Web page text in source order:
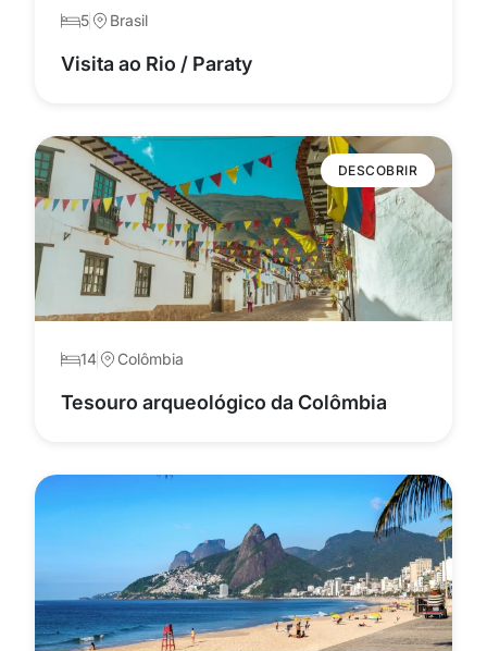
5 Brasil
Visita ao Rio / Paraty
DESCOBRIR
14 Colômbia
Tesouro arqueológico da Colômbia